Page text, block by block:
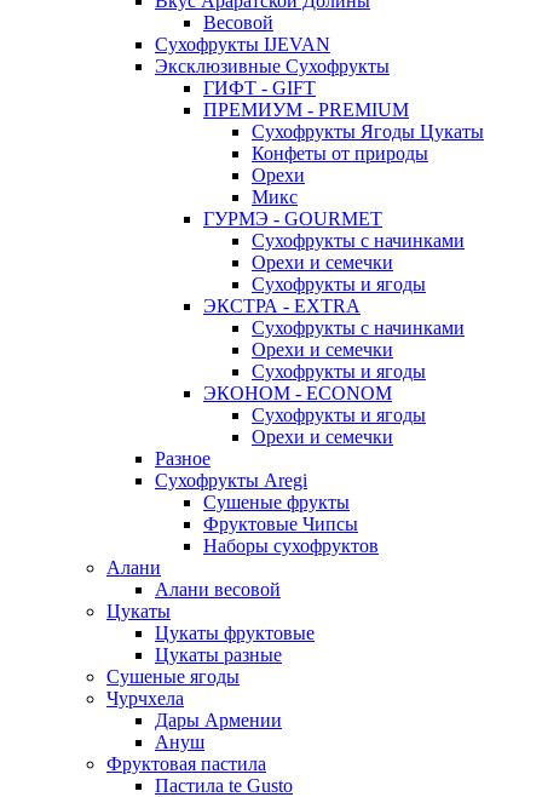
Весовой
Сухофрукты IJEVAN
Эксклюзивные Сухофрукты
ГИФТ - GIFT
ПРЕМИУМ - PREMIUM
Сухофрукты Ягоды Цукаты
Конфеты от природы
Орехи
Микс
ГУРМЭ - GOURMET
Сухофрукты с начинками
Орехи и семечки
Сухофрукты и ягоды
ЭКСТРА - EXTRA
Сухофрукты с начинками
Орехи и семечки
Сухофрукты и ягоды
ЭКОНОМ - ECONOM
Сухофрукты и ягоды
Орехи и семечки
Разное
Сухофрукты Aregi
Сушеные фрукты
Фруктовые Чипсы
Наборы сухофруктов
Алани
Алани весовой
Цукаты
Цукаты фруктовые
Цукаты разные
Сушеные ягоды
Чурчхела
Дары Армении
Ануш
Фруктовая пастила
Пастила te Gusto